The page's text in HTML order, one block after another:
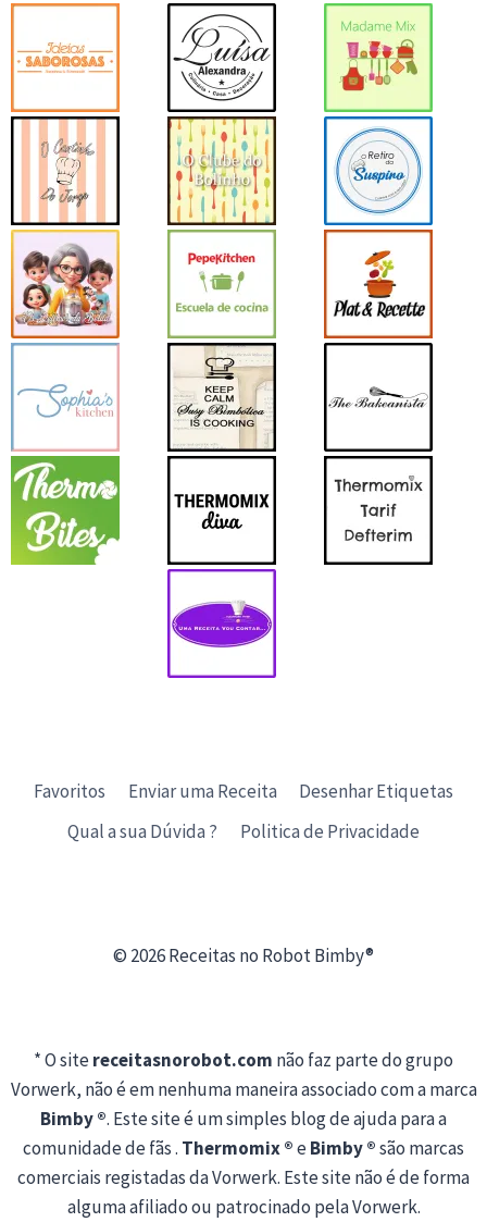
Favoritos Enviar uma Receita
Desenhar Etiquetas
Qual a sua Dúvida ?
Politica de Privacidade
© 2026 Receitas no Robot Bimby®
* O sitereceitasnorobot.com não faz parte do grupo
Vorwerk, não é em nenhuma maneira associado com a marca
Bimby ®. Este site é um simples blog de ajuda para a
comunidade de fãs . Thermomix ®eBimby ®são marcas
comerciais registadas da Vorwerk. Este site não é de forma
alguma afiliado ou patrocinado pela Vorwerk.